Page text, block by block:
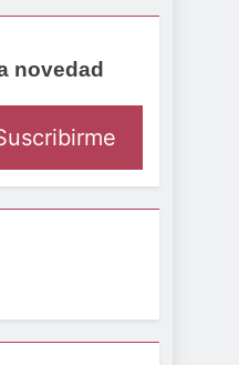
novedad